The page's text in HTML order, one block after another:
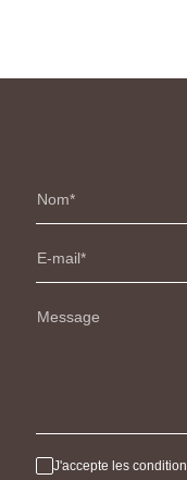
Nom
E-mail
Message
J'accepte les